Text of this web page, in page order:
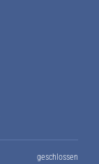
geschlossen